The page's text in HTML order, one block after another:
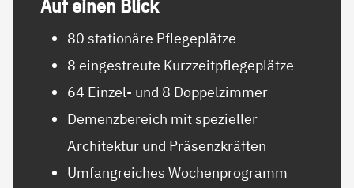
Auf ei­nen Blick
80 stationäre Pflegeplätze
8 eingestreute Kurzzeitpflegeplätze
64 Einzel- und 8 Doppelzimmer
Demenzbereich mit spezieller
Architektur und Präsenzkräften
Umfangreiches Wochenprogramm